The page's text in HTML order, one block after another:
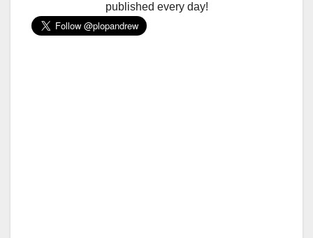
published every day!